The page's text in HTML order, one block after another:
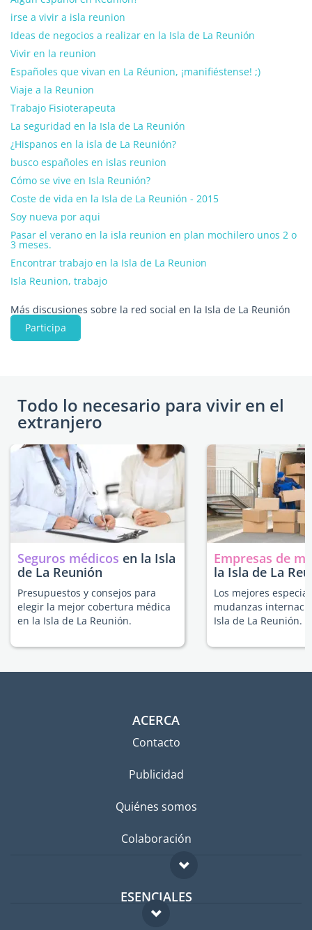
irse a vivir a isla reunion
Ideas de negocios a realizar en la Isla de La Reunión
Vivir en la reunion
Españoles que vivan en La Réunion, ¡manifiéstense! ;)
Viaje a la Reunion
Trabajo Fisioterapeuta
La seguridad en la Isla de La Reunión
¿Hispanos en la isla de La Reunión?
busco españoles en islas reunion
Cómo se vive en Isla Reunión?
Coste de vida en la Isla de La Reunión - 2015
Soy nueva por aqui
Pasar el verano en la isla reunion en plan mochilero unos 2 o
3 meses.
Encontrar trabajo en la Isla de La Reunion
Isla Reunion, trabajo
Más discusiones sobre la red social en la Isla de La Reunión
Participa
Todo lo necesario para vivir en el
extranjero
Seguros médicos en la Isla
de La Reunión
Presupuestos y consejos para
elegir la mejor cobertura médica
en la Isla de La Reunión.
Empresas de
la Isla de La
Los mejores
mudanzas
Isla de La Reunión.
ACERCA
Contacto
Publicidad
Quiénes somos
Colaboración
ESENCIALES
Foro para expatriados